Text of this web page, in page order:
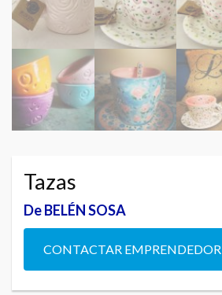
Tazas
De BELÉN SOSA
CONTACTAR EMPRENDEDOR